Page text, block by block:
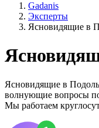
Gadanis
Эксперты
Ясновидящие в
Ясновидящие в
волнующие вопросы
Мы работаем